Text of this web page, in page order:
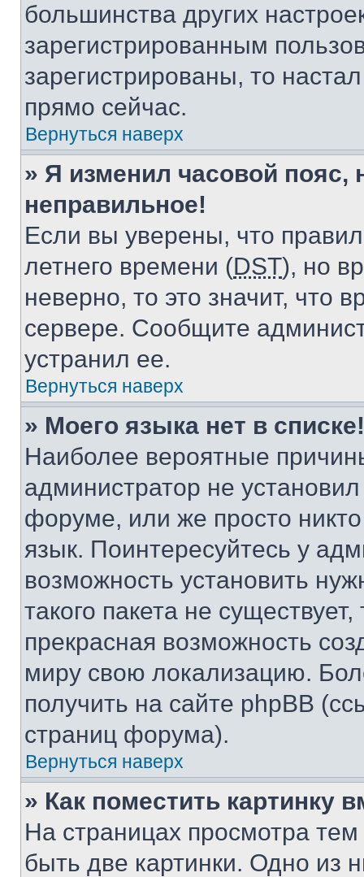
большинства других
зарегистрированным
зарегистрированы, то
прямо сейчас.
Вернуться наверх
» Я изменил часовой пояс,
неправильное!
Если вы уверены, что
летнего времени (DST), но
неверно, то это значит, что
сервере. Сообщите
устранил ее.
Вернуться наверх
» Моего языка нет в списке!
Наиболее вероятные
администратор не
форуме, или же просто
язык. Поинтересуйтесь у
возможность установить
такого пакета не
прекрасная возможность
миру свою локализацию.
получить на сайте phpBB
страниц форума).
Вернуться наверх
» Как поместить картинку
На страницах просмотра
быть две картинки. Одно из